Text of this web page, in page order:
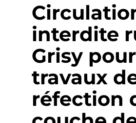
interdite
Grisy pour
travaux
réfection